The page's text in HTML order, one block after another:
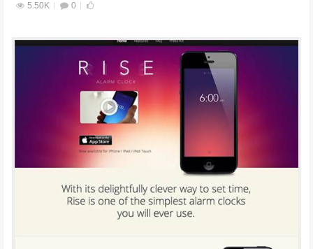
5.50K
0